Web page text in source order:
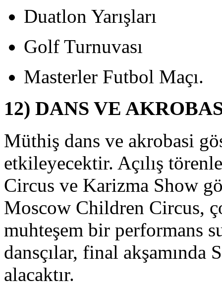
Duatlon Yarışları
Golf Turnuvası
Masterler Futbol Maçı.
12) DANS VE
Müthiş dans ve akrobasi
etkileyecektir. Açılış
Circus ve Karizma Show
Moscow Children Circus,
muhteşem bir performans
dansçılar, final akşamında
alacaktır.